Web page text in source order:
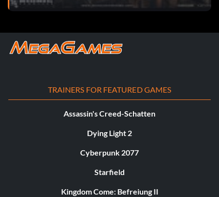
TRAINERS FOR FEATURED GAMES
Assassin's Creed-Schatten
Dying Light 2
Cyberpunk 2077
Starfield
Kingdom Come: Befreiung II